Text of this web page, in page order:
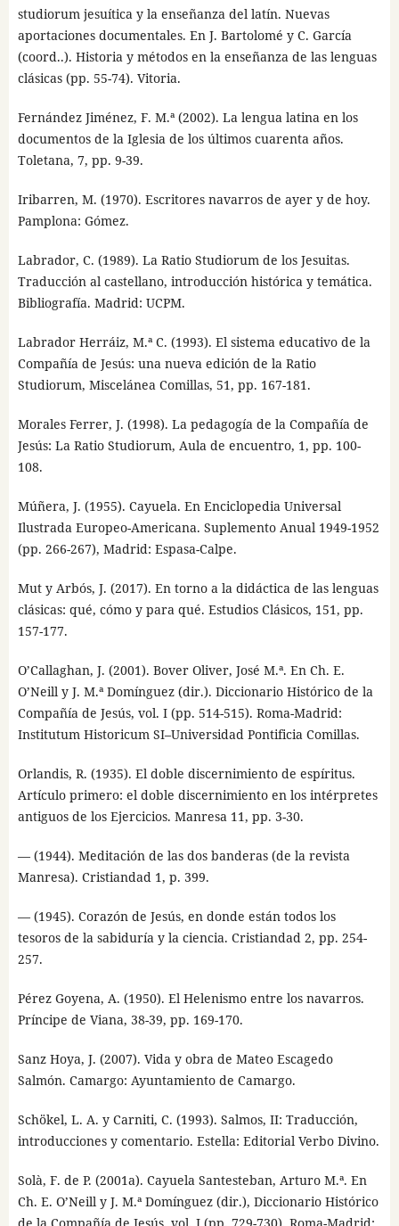
studiorum jesuítica y la enseñanza del latín. Nuevas
aportaciones documentales. En J. Bartolomé y C. García
(coord..). Historia y métodos en la enseñanza de las lenguas
clásicas (pp. 55-74). Vitoria.
Fernández Jiménez, F. M.ª (2002). La lengua latina en los
documentos de la Iglesia de los últimos cuarenta años.
Toletana, 7, pp. 9-39.
Iribarren, M. (1970). Escritores navarros de ayer y de hoy.
Pamplona: Gómez.
Labrador, C. (1989). La Ratio Studiorum de los Jesuitas.
Traducción al castellano, introducción histórica y temática.
Bibliografía. Madrid: UCPM.
Labrador Herráiz, M.ª C. (1993). El sistema educativo de la
Compañía de Jesús: una nueva edición de la Ratio
Studiorum, Miscelánea Comillas, 51, pp. 167-181.
Morales Ferrer, J. (1998). La pedagogía de la Compañía de
Jesús: La Ratio Studiorum, Aula de encuentro, 1, pp. 100-
108.
Múñera, J. (1955). Cayuela. En Enciclopedia Universal
Ilustrada Europeo-Americana. Suplemento Anual 1949-1952
(pp. 266-267), Madrid: Espasa-Calpe.
Mut y Arbós, J. (2017). En torno a la didáctica de las lenguas
clásicas: qué, cómo y para qué. Estudios Clásicos, 151, pp.
157-177.
O’Callaghan, J. (2001). Bover Oliver, José M.ª. En Ch. E.
O’Neill y J. M.ª Domínguez (dir.). Diccionario Histórico de la
Compañía de Jesús, vol. I (pp. 514-515). Roma-Madrid:
Institutum Historicum SI–Universidad Pontificia Comillas.
Orlandis, R. (1935). El doble discernimiento de espíritus.
Artículo primero: el doble discernimiento en los intérpretes
antiguos de los Ejercicios. Manresa 11, pp. 3-30.
— (1944). Meditación de las dos banderas (de la revista
Manresa). Cristiandad 1, p. 399.
— (1945). Corazón de Jesús, en donde están todos los
tesoros de la sabiduría y la ciencia. Cristiandad 2, pp. 254-
257.
Pérez Goyena, A. (1950). El Helenismo entre los navarros.
Príncipe de Viana, 38-39, pp. 169-170.
Sanz Hoya, J. (2007). Vida y obra de Mateo Escagedo
Salmón. Camargo: Ayuntamiento de Camargo.
Schökel, L. A. y Carniti, C. (1993). Salmos, II: Traducción,
introducciones y comentario. Estella: Editorial Verbo Divino.
Solà, F. de P. (2001a). Cayuela Santesteban, Arturo M.ª. En
Ch. E. O’Neill y J. M.ª Domínguez (dir.), Diccionario Histórico